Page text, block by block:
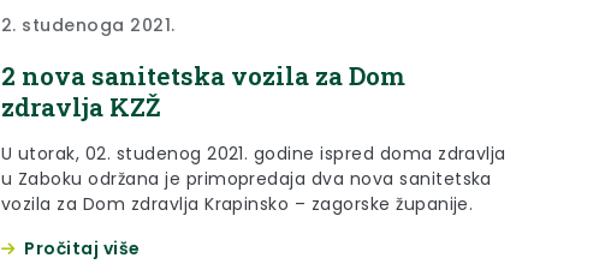
2. studenoga 2021.
2 nova sanitetska vozila za Dom
zdravlja KZŽ
U utorak, 02. studenog 2021. godine ispred doma zdravlja
u Zaboku održana je primopredaja dva nova sanitetska
vozila za Dom zdravlja Krapinsko – zagorske županije.
Pročitaj više